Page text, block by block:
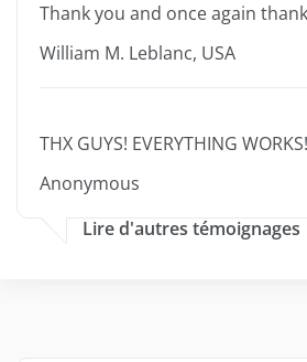
Thank you and once again
William M. Leblanc, USA
THX GUYS! EVERYTHING WORKS!
Anonymous
Lire d'autres témoignages